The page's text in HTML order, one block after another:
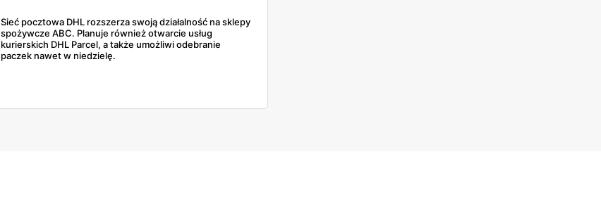
Sieć pocztowa DHL rozszerza swoją działalność na sklepy
spożywcze ABC. Planuje również otwarcie usług
kurierskich DHL Parcel, a także umożliwi odebranie
paczek nawet w niedzielę.